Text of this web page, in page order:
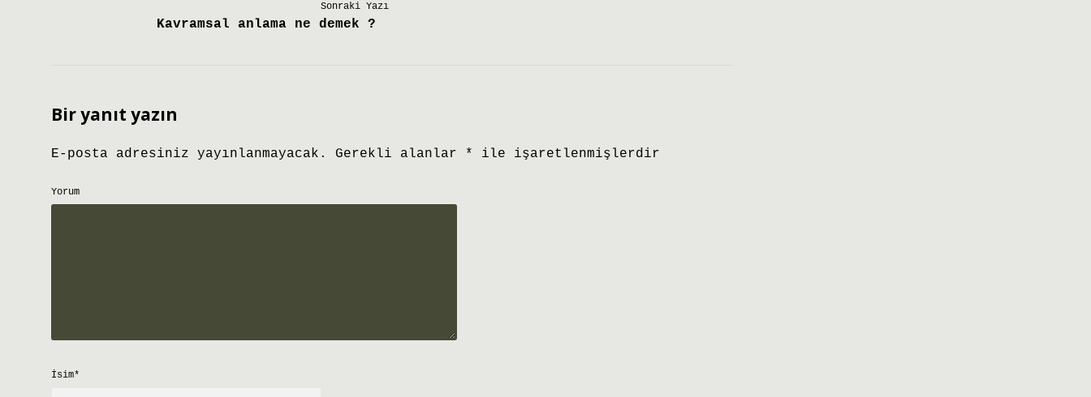
Sonraki Yazı
Kavramsal anlama ne demek ?
Bir yanıt yazın
E-posta adresiniz yayınlanmayacak. Gerekli alanlar * ile işaretlenmişlerdir
Yorum
İsim*